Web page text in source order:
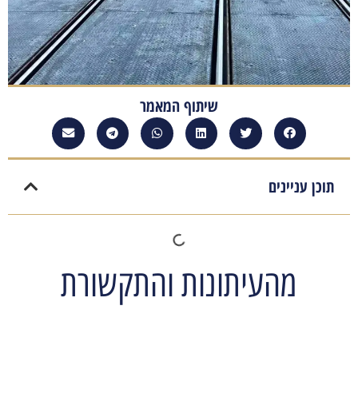
שיתוף המאמר
תוכן עניינים
מהעיתונות והתקשורת